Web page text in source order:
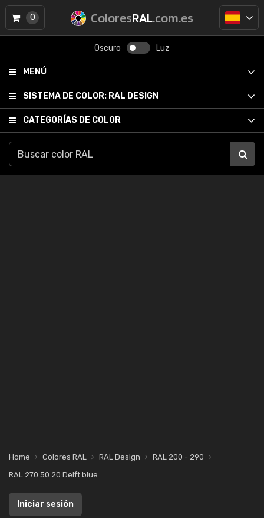
ColoresRAL.com.es
Oscuro Luz
MENÚ
SISTEMA DE COLOR: RAL DESIGN
CATEGORÍAS DE COLOR
0
Home Colores RAL RAL Design
RAL 200 - 290
RAL 270 50 20 Delft blue
Iniciar sesión